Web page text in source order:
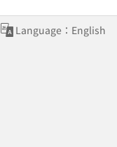
Language：English